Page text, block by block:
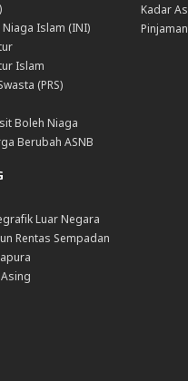
Islam (INI)
Islam
(PRS)
Boleh Niaga
Berubah ASNB
Luar Negara
Rentas Sempadan
Kadar